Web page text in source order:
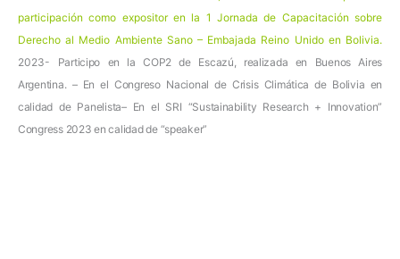
participación como expositor en la 1 Jornada de Capacitación sobre
Derecho al Medio Ambiente Sano – Embajada Reino Unido en Bolivia.
2023- Participo en la COP2 de Escazú, realizada en Buenos Aires
Argentina. – En el Congreso Nacional de Crisis Climática de Bolivia en
calidad de Panelista– En el SRI “Sustainability Research + Innovation”
Congress 2023 en calidad de “speaker”